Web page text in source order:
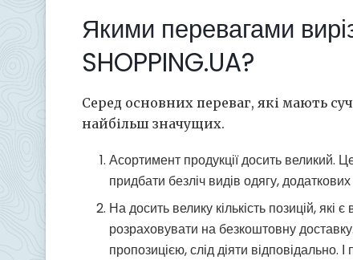
Якими перевагами
SHOPPING.UA?
Серед основних переваг, які мають
найбільш значущих.
Асортимент продукції досить великий.
придбати безліч видів одягу,
На досить велику кількість позицій,
розраховувати на безкоштовну
пропозицією, слід діяти відповідально.